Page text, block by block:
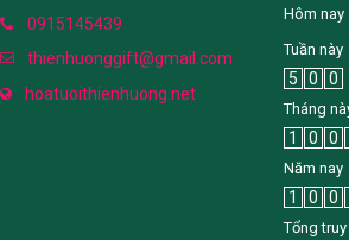
0915145439
thienhuonggift@gmail.com
hoatuoithienhuong.net
Hôm nay
Tuần này
5 0 0
Tháng
1 0 0
Năm nay
1 0 0
Tổng